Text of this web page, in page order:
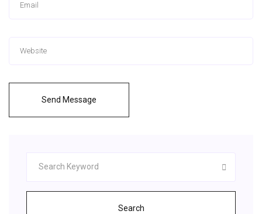
Send Message
Search